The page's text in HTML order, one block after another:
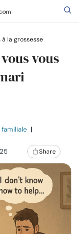
la grossesse
vous
familiale |
Share